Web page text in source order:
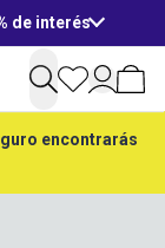
de interés
encontrarás